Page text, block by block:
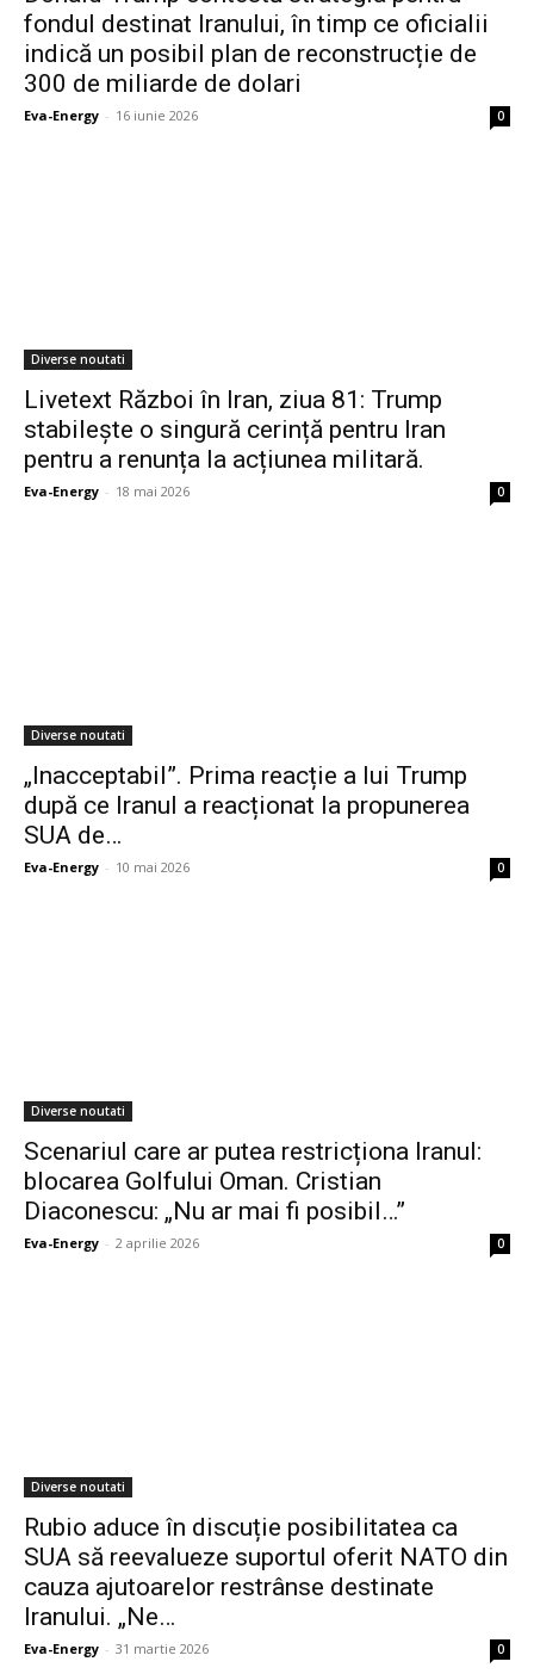
fondul destinat Iranului, în timp ce oficialii
indică un posibil plan de reconstrucție de
300 de miliarde de dolari
Eva-Energy - 16 iunie 2026 0
Diverse noutati
Livetext Război în Iran, ziua 81: Trump
stabilește o singură cerință pentru Iran
pentru a renunța la acțiunea militară.
Eva-Energy - 18 mai 2026 0
Diverse noutati
„Inacceptabil”. Prima reacție a lui Trump
după ce Iranul a reacționat la propunerea
SUA de…
Eva-Energy - 10 mai 2026 0
Diverse noutati
Scenariul care ar putea restricționa Iranul:
blocarea Golfului Oman. Cristian
Diaconescu: „Nu ar mai fi posibil…”
Eva-Energy - 2 aprilie 2026 0
Diverse noutati
Rubio aduce în discuție posibilitatea ca
SUA să reevalueze suportul oferit NATO din
cauza ajutoarelor restrânse destinate
Iranului. „Ne…
Eva-Energy - 31 martie 2026 0